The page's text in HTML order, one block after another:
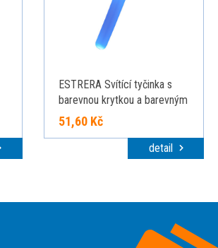
ESTRERA Svítící tyčinka s
barevnou krytkou a barevným
LED světlem, modrá
51,60 Kč
detail